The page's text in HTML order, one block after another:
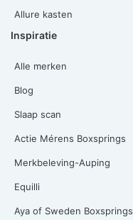
Allure kasten
Inspiratie
Alle merken
Blog
Slaap scan
Actie Mérens Boxsprings
Merkbeleving-Auping
Equilli
Aya of Sweden Boxsprings